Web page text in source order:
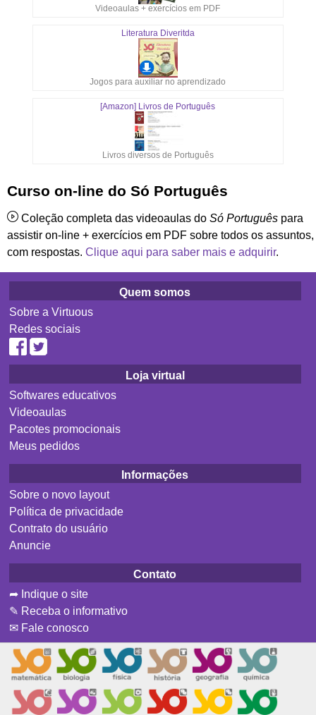
Videoaulas + exercícios em PDF
Literatura Diveritda
Jogos para auxiliar no aprendizado
[Amazon] Livros de Português
Livros diversos de Português
Curso on-line do Só Português
Coleção completa das videoaulas do Só Português para
assistir on-line + exercícios em PDF sobre todos os assuntos,
com respostas. Clique aqui para saber mais e adquirir.
Quem somos
Sobre a Virtuous
Redes sociais
Loja virtual
Softwares educativos
Videoaulas
Pacotes promocionais
Meus pedidos
Informações
Sobre o novo layout
Política de privacidade
Contrato do usuário
Anuncie
Contato
➦ Indique o site
✎ Receba o informativo
✉ Fale conosco